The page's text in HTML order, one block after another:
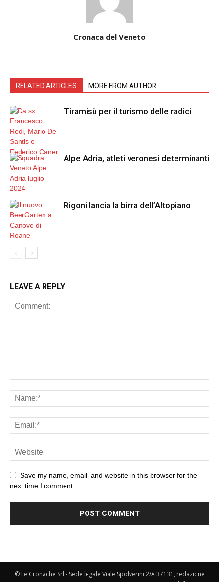
Cronaca del Veneto
RELATED ARTICLES MORE FROM AUTHOR
Tiramisù per il turismo delle radici
Alpe Adria, atleti veronesi determinanti
Rigoni lancia la birra dell’Altopiano
LEAVE A REPLY
Save my name, email, and website in this browser for the
next time I comment.
© Le Cronache Srl - Sede legale Viale Spolverini 2/A 37131, redazione